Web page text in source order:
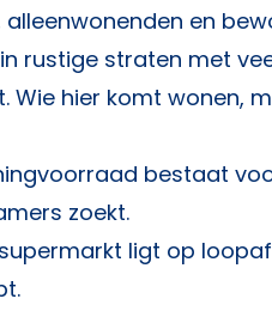
en
rustige straten met
hier komt wonen,
bestaat
zoekt.
ligt op